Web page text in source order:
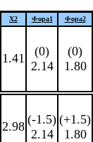
X2 Фора1 Фора2
1.41
(0)
2.14
(0)
1.80
2.98 (-1.5)
2.14
(+1.5)
1.80